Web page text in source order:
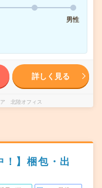
男性
詳しく見る
ア 北陸オフィス
！】梱包・出